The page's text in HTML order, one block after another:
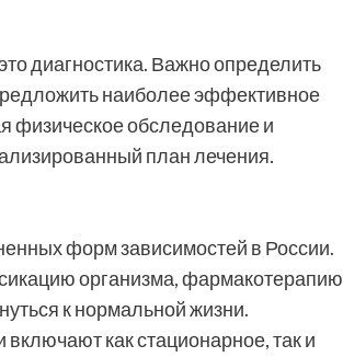
диагностика. Важно определить
наиболее эффективное
физическое обследование и
план лечения.
форм зависимостей в России.
организма, фармакотерапию
к нормальной жизни.
как стационарное, так и